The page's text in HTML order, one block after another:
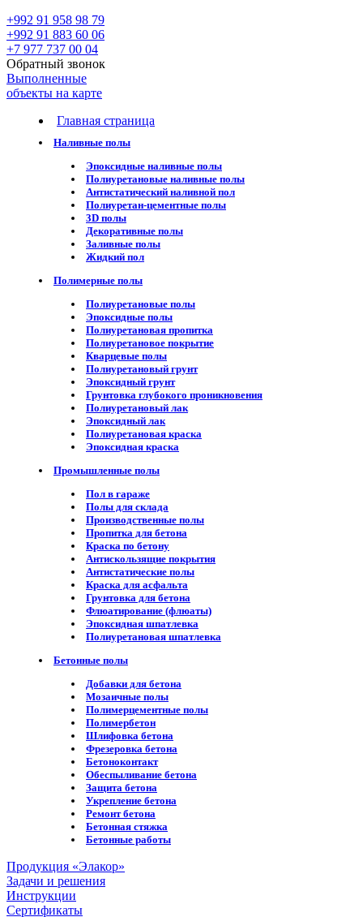
+992 91 958 98 79
+992 91 883 60 06
+7 977 737 00 04
Обратный звонок
Выполненные
объекты на карте
Главная страница
Наливные полы
Эпоксидные наливные полы
Полиуретановые наливные полы
Антистатический наливной пол
Полиуретан-цементные полы
3D полы
Декоративные полы
Заливные полы
Жидкий пол
Полимерные полы
Полиуретановые полы
Эпоксидные полы
Полиуретановая пропитка
Полиуретановое покрытие
Кварцевые полы
Полиуретановый грунт
Эпоксидный грунт
Грунтовка глубокого проникновения
Полиуретановый лак
Эпоксидный лак
Полиуретановая краска
Эпоксидная краска
Промышленные полы
Пол в гараже
Полы для склада
Производственные полы
Пропитка для бетона
Краска по бетону
Антискользящие покрытия
Антистатические полы
Краска для асфальта
Грунтовка для бетона
Флюатирование (флюаты)
Эпоксидная шпатлевка
Полиуретановая шпатлевка
Бетонные полы
Добавки для бетона
Мозаичные полы
Полимерцементные полы
Полимербетон
Шлифовка бетона
Фрезеровка бетона
Бетоноконтакт
Обеспыливание бетона
Защита бетона
Укрепление бетона
Ремонт бетона
Бетонная стяжка
Бетонные работы
Продукция «Элакор»
Задачи и решения
Инструкции
Сертификаты